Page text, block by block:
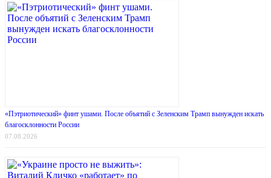
«Пэтриотический» финт ушами. После объятий с Зеленским Трамп вынужден искать
благосклонности России
07.08.2026